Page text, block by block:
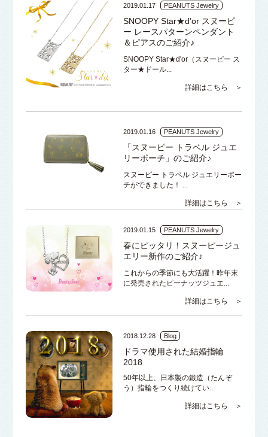
2019.01.17 PEANUTS Jewelry
SNOOPY Star★d’or スヌーピ
ー レースパターンペンダント
＆ピアスのご紹介♪
SNOOPY Star★d'or（スヌーピー ス
ター★ドール...
詳細はこちら ＞
2019.01.16 PEANUTS Jewelry
「スヌーピー トラベル ジュエ
リーポーチ」のご紹介♪
スヌーピー トラベル ジュエリーポー
チができました！ ...
詳細はこちら ＞
2019.01.15 PEANUTS Jewelry
春にピッタリ！スヌーピージュ
エリー新作のご紹介♪
これからの季節にも大活躍！昨年末
に発売されたピーナッツジュエ...
詳細はこちら ＞
2018.12.28 Blog
ドラマ使用された結婚指輪
2018
50年以上、日本製の鍛造（たんぞ
う）指輪をつくり続けてい...
詳細はこちら ＞